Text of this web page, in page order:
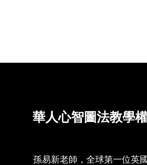
華人心智圖法教學
孫易新老師，全球第一位英